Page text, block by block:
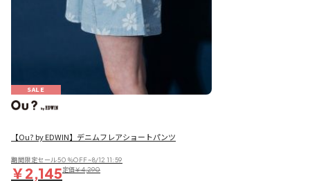
SALE
【Ou? by EDWIN】デニムフレアショートパンツ
期間限定セール50％OFF~8/12 11:59
￥2,145定価￥4,290